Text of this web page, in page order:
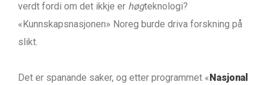
verdt fordi om det ikkje er høgteknologi?
«Kunnskapsnasjonen» Noreg burde driva forskning på
slikt.
Det er spanande saker, og etter programmet « Nasjonal